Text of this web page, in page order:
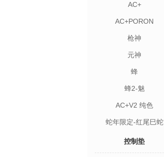
AC+
AC+PORON
枪神
元神
蜂
蜂2-魅
AC+V2 纯色
蛇年限定-红尾巳蛇
控制垫